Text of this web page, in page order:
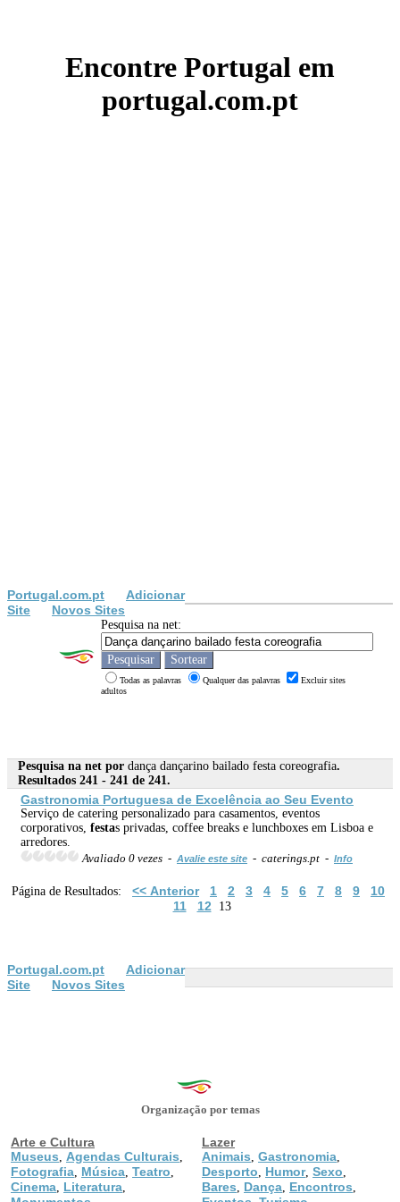
Encontre Portugal em
portugal.com.pt
Portugal.com.pt
Adicionar
Site
Novos Sites
Pesquisa na net:
Todas as palavras Qualquer das palavras
Excluir sites
adultos
Pesquisa na net por dança dançarino bailado festa coreografia.
Resultados 241 - 241 de 241.
Gastronomia Portuguesa de Excelência ao Seu Evento
Serviço de catering personalizado para casamentos, eventos
corporativos, festas privadas, coffee breaks e lunchboxes em Lisboa e
arredores.
Avaliado 0 vezes - Avalie este site - caterings.pt - Info
Página de Resultados: << Anterior 1 2 3 4 5 6 7 8 9
10
11
12 13
Portugal.com.pt
Adicionar
Site
Novos Sites
Organização por temas
Arte e Cultura
Museus
Agendas Culturais
Fotografia Música Teatro
Cinema Literatura
Lazer
Animais Gastronomia
Desporto Humor, Sexo
Bares Dança Encontros